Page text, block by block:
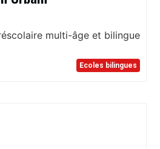
multi-âge et bilingue
Ecoles bilingues